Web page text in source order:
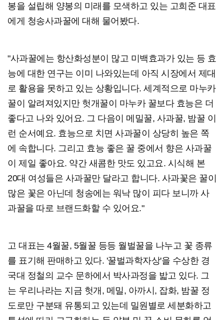
봉을 설립해 양봉의 미래를 모색하고 있는 고희준 대표
에게 청송사과꿀에 대해 물어봤다.
"사과꿀에는 항산화성분이 많고 미백효과가 있는 등 효
능에 대한 연구는 이미 나와있는데 아직 시장에서 제대
로 활용을 못하고 있는 상황입니다. 세계적으로 마누카
꿀이 알려져있지만 헛개꿀이 마누카 꿀보다 효능은 더
좋다고 나와 있어요. 그 다음이 메밀꿀, 사과꿀, 밤꿀 이
런 순서예요. 효능으로 치면 사과꿀이 상당히 높은 쪽
에 속합니다. 그리고 효능 좋은 꿀 중에서 향은 사과꿀
이 제일 좋아요. 약간 새콤한 맛도 있고요. 시식해 본
20대 여성들은 사과꿀만 달라고 합니다. 사과꽃은 꿀이
많은 꽃은 아닌데 청송에는 워낙 많이 피다 보니까 사
과꿀을 따로 브랜드화할 수 있어요."
고 대표는 4월꿀, 5월꿀 등등 월벌꿀을 나누고 꽃 종류
를 표기해 판매하고 있다. '꿀벌과학자상'을 수상한 경
국대 정철의 교수 문하에서 박사과정을 밟고 있다. 그
는 우리나라는 지금 헛개, 메밀, 아까시, 잡화, 밤꿀 정
도로만 구분돼 유통되고 있는데 밀원별로 세분화하고